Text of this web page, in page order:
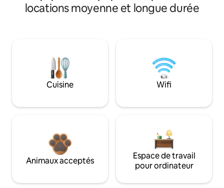
locations moyenne et longue durée
Cuisine Wifi
Animaux acceptés
Espace de travail
pour ordinateur